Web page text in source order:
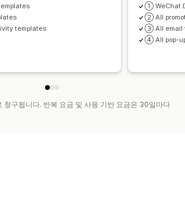
templates
① WeChat
② All
③ All email
④ All pop-
청구됩니다. 반복 요금 및 사용 기반 요금은 30일마다